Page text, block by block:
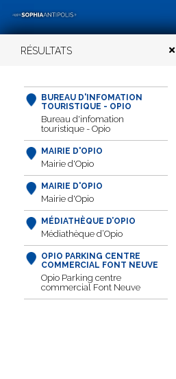
CARTOGRAPHIE GÉNÉRALE DE
Cartographie générale de
tous les annuaires
MOT-CLÉ :
THÉMATIQUES :
Toutes les thématiques
COMMUNE :
RÉSULTATS
BUREAU D'INFOMATION
TOURISTIQUE - OPIO
Bureau d'infomation
touristique - Opio
MAIRIE D'OPIO
Mairie d'Opio
MAIRIE D'OPIO
Mairie d'Opio
MÉDIATHÈQUE D’OPIO
Médiathèque d’Opio
OPIO PARKING CENTRE
COMMERCIAL FONT NEUVE
Opio Parking centre
commercial Font Neuve